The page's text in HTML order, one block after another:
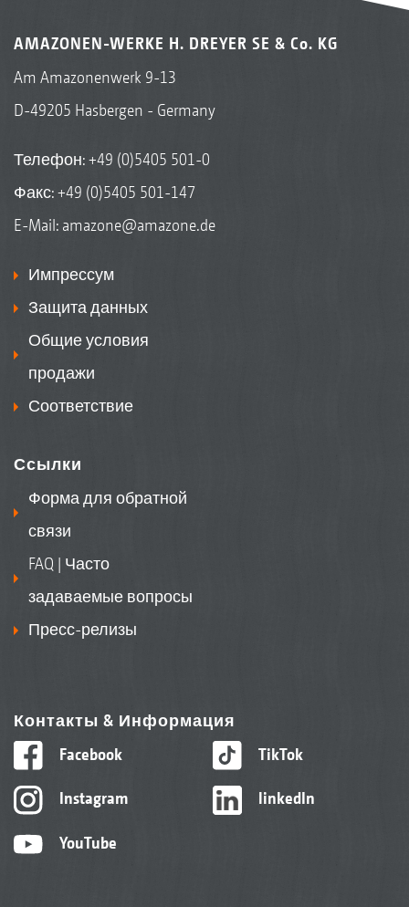
AMAZONEN-WERKE H. DREYER SE & Co. KG
Am Amazonenwerk 9-13
D-49205 Hasbergen - Germany
Телефон:+49 (0)5405 501-0
Факс: +49 (0)5405 501-147
E-Mail: amazone@amazone.de
Импрессум
Защита данных
Общие условия
продажи
Соответствие
Ссылки
Форма для обратной
связи
FAQ | Часто
задаваемые вопросы
Пресс-релизы
Контакты & Информация
Facebook
Instagram
YouTube
TikTok
linkedIn